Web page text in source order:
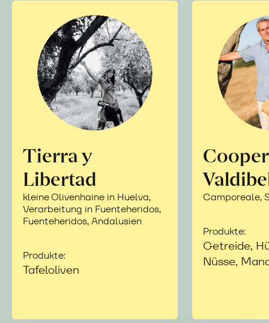
Tierra y
Libertad
kleine Olivenhaine in Huelva,
Verarbeitung in Fuenteheridos,
Fuenteheridos, Andalusien
Produkte:
Tafeloliven
Camporeale,
Produkte:
Getreide,
Nüsse,